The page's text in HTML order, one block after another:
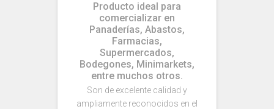
Producto ideal para
comercializar en
Panaderías, Abastos,
Farmacias,
Supermercados,
Bodegones, Minimarkets,
entre muchos otros.
Son de excelente calidad y
ampliamente reconocidos en el